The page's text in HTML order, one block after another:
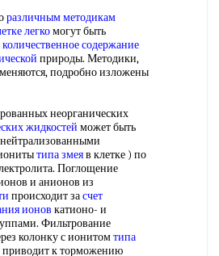
различным методикам
легкомогут быть
количественное содержание
природы. Методики,
подробно изложены
неорганических
жидкостей может быть
типа змеяв клетке ) по
Поглощение
и анионов из
происходит засчет
ионов катионо- и
Фильтрование
колонку с ионитомтипа
приводит к торможению